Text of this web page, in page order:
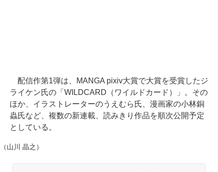
配信作第1弾は、MANGA pixiv大賞で大賞を受賞したジ
ライケン氏の「WILDCARD（ワイルドカード）」。その
ほか、イラストレーターのうえむら氏、漫画家の小林銅
蟲氏など、複数の新連載、読みきり作品を順次公開予定
としている。
（山川 晶之）